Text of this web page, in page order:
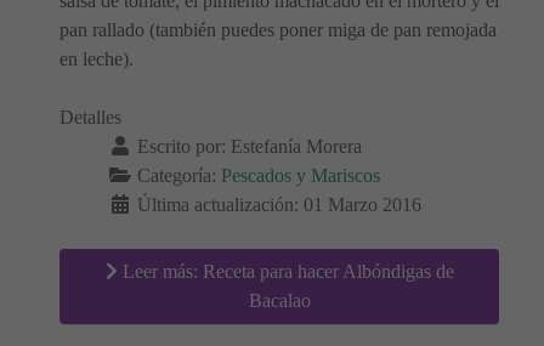
pan rallado (también puedes poner miga de pan remojada
en leche).
Detalles
Escrito por: Estefanía Morera
Categoría: Pescados y Mariscos
Última actualización: 01 Marzo 2016
Leer más: Receta para hacer Albóndigas de
Bacalao